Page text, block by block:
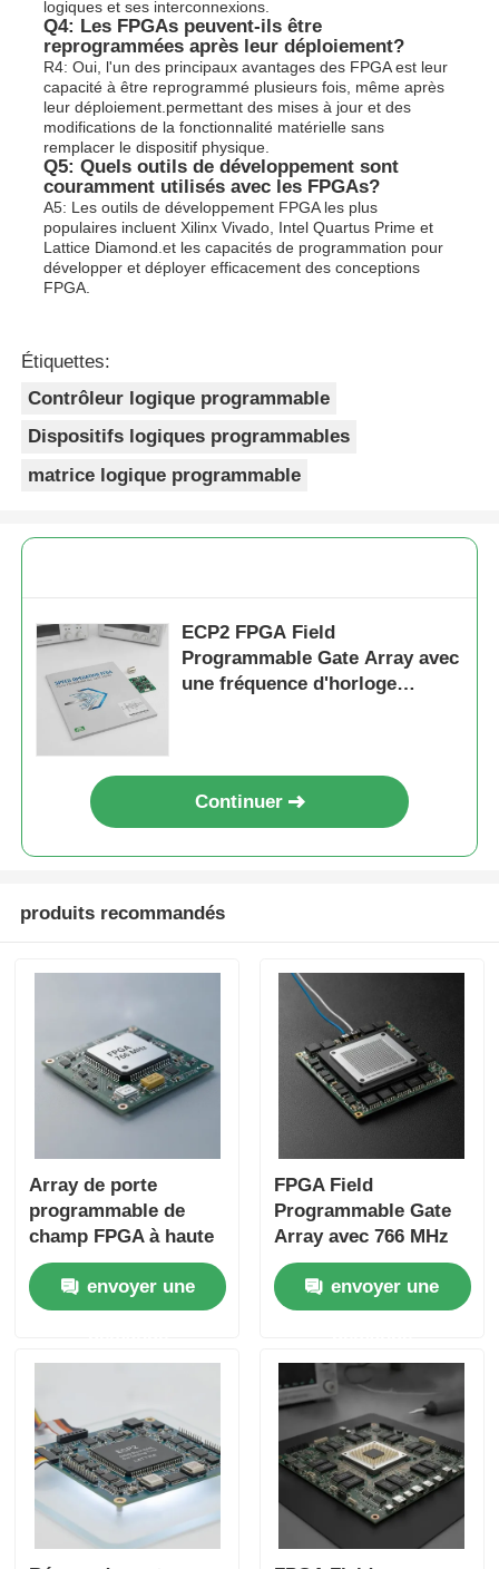
logiques et ses interconnexions.
Q4: Les FPGAs peuvent-ils être
reprogrammées après leur déploiement?
R4: Oui, l'un des principaux avantages des FPGA est leur
capacité à être reprogrammé plusieurs fois, même après
leur déploiement.permettant des mises à jour et des
modifications de la fonctionnalité matérielle sans
remplacer le dispositif physique.
Q5: Quels outils de développement sont
couramment utilisés avec les FPGAs?
A5: Les outils de développement FPGA les plus
populaires incluent Xilinx Vivado, Intel Quartus Prime et
Lattice Diamond.et les capacités de programmation pour
développer et déployer efficacement des conceptions
FPGA.
Étiquettes:
Contrôleur logique programmable
Dispositifs logiques programmables
matrice logique programmable
ECP2 FPGA Field
Programmable Gate Array avec
une fréquence d'horloge
analogique de 2,7 V à 5,5 V
Continuer
produits recommandés
Array de porte
programmable de
champ FPGA à haute
vitesse 766 MHz avec
condensateur de
tantale 22uF et temps
microsecondes
envoyer une
FPGA Field
Programmable Gate
Array avec 766 MHz
Frequence d'horloge
maximale 229 Kbit
RAM distribuée et
fils
envoyer une